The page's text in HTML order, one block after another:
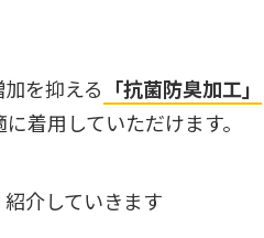
を抑える 「抗菌防臭加工」
着用していただけます。
介していきます